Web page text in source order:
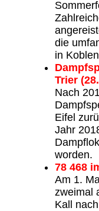
die
in
Trier
Nach
Eifel
Jahr
worden.
78 468
Am 1.
zweimal
Kall